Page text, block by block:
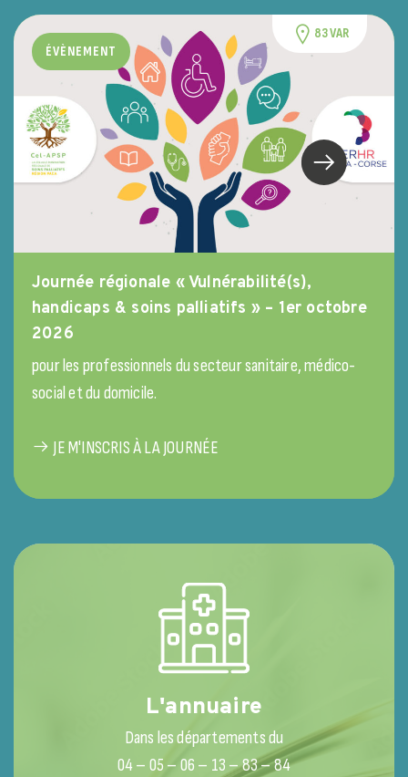
ÉVÈNEMENT
83 VAR
Journée régionale « Vulnérabilité(s),
handicaps & soins palliatifs » – 1er octobre
2026
pour les professionnels du secteur sanitaire, médico-
social et du domicile.
JE M'INSCRIS À LA JOURNÉE
L'annuaire
Dans les départements du
04 – 05 – 06 – 13 – 83 – 84